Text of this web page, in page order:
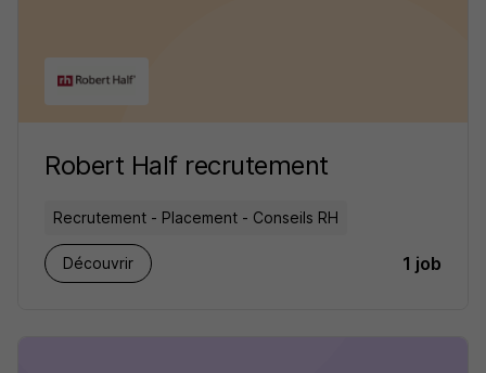
Robert Half recrutement
Recrutement - Placement - Conseils RH
Découvrir 1 job